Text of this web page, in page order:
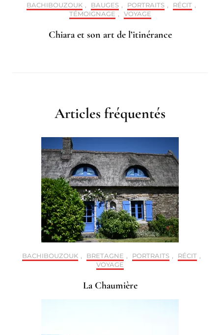
BACHIBOUZOUK , BAUGES , PORTRAITS , RÉCIT ,
TÉMOIGNAGE , VOYAGE
Chiara et son art de l’itinérance
Articles fréquentés
BACHIBOUZOUK , BRETAGNE , PORTRAITS , RÉCIT ,
VOYAGE
La Chaumière